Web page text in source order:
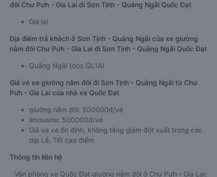
đôi Chư Pưh - Gia Lai đi Sơn Tịnh - Quảng Ngãi Quốc Đạt
Gia lai
Địa điểm trả khách ở Sơn Tịnh - Quảng Ngãi của xe giường
nằm đôi Chư Pưh - Gia Lai đi Sơn Tịnh - Quảng Ngãi Quốc Đạt
Quảng Ngãi (dọc QL1A)
Giá vé xe giường nằm đôi đi Sơn Tịnh - Quảng Ngãi từ Chư
Pưh - Gia Lai của nhà xe Quốc Đạt
giường nằm đôi: 500000đ/vé
limousine: 500000đ/vé
Giá vé xe ổn định, không tăng giảm đột xuất trong các
dịp Lễ, Tết cao điểm
Thông tin liên hệ
Văn phòng xe Quốc Đạt giường nằm đôi ở Chư Pưh - Gia Lai: